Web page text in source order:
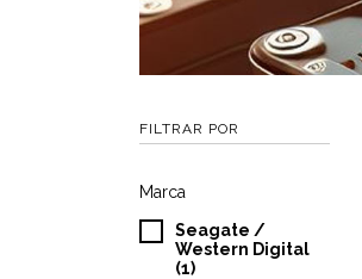
FILTRAR POR
Marca
Seagate /
Western Digital
(1)